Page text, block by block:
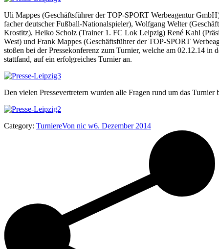
Uli Mappes (Geschäftsführer der TOP-SPORT Werbeagentur
facher deutscher Fußball-Nationalspieler), Wolfgang Welter
Krostitz), Heiko Scholz (Trainer 1. FC Lok Leipzig) René Kahl
West) und Frank Mappes (Geschäftsführer der TOP-SPORT
stoßen bei der Pressekonferenz zum Turnier, welche am 02.12.14 in
stattfand, auf ein erfolgreiches Turnier an.
Den vielen Pressevertretern wurden alle Fragen rund um das Turnier
Category: TurniereVon nic w6. Dezember 2014